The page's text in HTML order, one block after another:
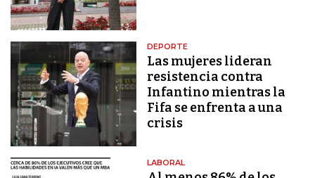
DEPORTE
Las mujeres lideran
resistencia contra
Infantino mientras la
Fifa se enfrenta a una
crisis
LABORAL